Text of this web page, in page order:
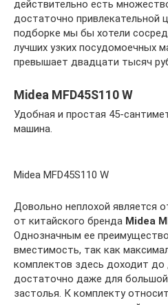
действительно есть
достаточно привлекательной
подборке мы бы хотели
лучших узких посудомоечных
превышает двадцати тысяч
Midea MFD45S110 W
Удобная и простая 45-
машина.
Midea MFD45S110 W
Довольно неплохой является
от китайского бренда Midea
Однозначным ее
вместимость, так как
комплектов здесь доходит до
достаточно даже для большой
застолья. К комплекту